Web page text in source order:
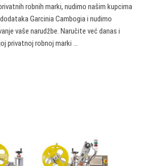
robnih marki, nudimo našim kupcima
Garcinia Cambogia i nudimo
vaše narudžbe. Naručite već danas i
privatnoj robnoj marki ...